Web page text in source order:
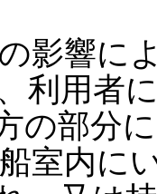
影響に
利用者
の部分
室内に